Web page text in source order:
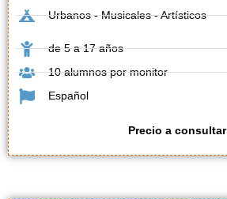
Urbanos - Musicales - Artísticos
de 5 a 17 años
10 alumnos por monitor
Español
Precio a consultar